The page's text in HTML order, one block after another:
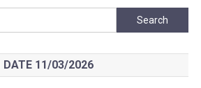
Search
for:
DATE 11/03/2026